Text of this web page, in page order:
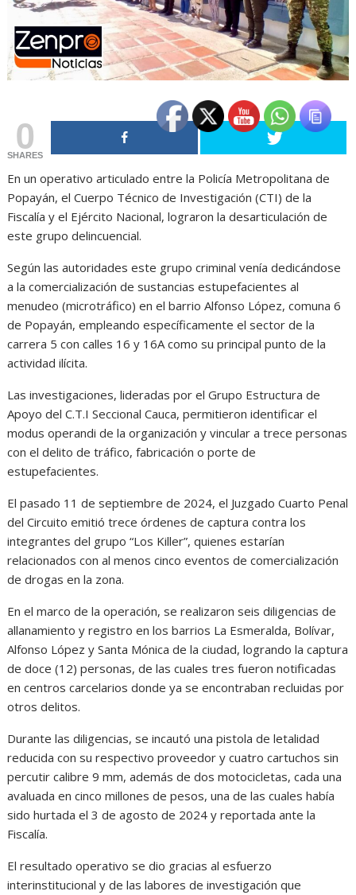
0
SHARES
En un operativo articulado entre la Policía Metropolitana de
Popayán, el Cuerpo Técnico de Investigación (CTI) de la
Fiscalía y el Ejército Nacional, lograron la desarticulación de
este grupo delincuencial.
Según las autoridades este grupo criminal venía dedicándose
a la comercialización de sustancias estupefacientes al
menudeo (microtráfico) en el barrio Alfonso López, comuna 6
de Popayán, empleando específicamente el sector de la
carrera 5 con calles 16 y 16A como su principal punto de la
actividad ilícita.
Las investigaciones, lideradas por el Grupo Estructura de
Apoyo del C.T.I Seccional Cauca, permitieron identificar el
modus operandi de la organización y vincular a trece personas
con el delito de tráfico, fabricación o porte de
estupefacientes.
El pasado 11 de septiembre de 2024, el Juzgado Cuarto Penal
del Circuito emitió trece órdenes de captura contra los
integrantes del grupo “Los Killer”, quienes estarían
relacionados con al menos cinco eventos de comercialización
de drogas en la zona.
En el marco de la operación, se realizaron seis diligencias de
allanamiento y registro en los barrios La Esmeralda, Bolívar,
Alfonso López y Santa Mónica de la ciudad, logrando la captura
de doce (12) personas, de las cuales tres fueron notificadas
en centros carcelarios donde ya se encontraban recluidas por
otros delitos.
Durante las diligencias, se incautó una pistola de letalidad
reducida con su respectivo proveedor y cuatro cartuchos sin
percutir calibre 9 mm, además de dos motocicletas, cada una
avaluada en cinco millones de pesos, una de las cuales había
sido hurtada el 3 de agosto de 2024 y reportada ante la
Fiscalía.
El resultado operativo se dio gracias al esfuerzo
interinstitucional y de las labores de investigación que